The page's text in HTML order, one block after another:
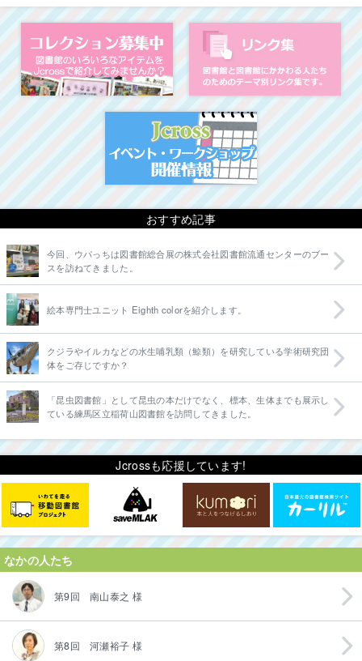
コレクション募集中 図
イベント・ワーク
おすすめ記事
今回、ウパっちは図書館総合展の株式会社図書館流通センターのブー
スを訪ねてきました。
絵本専門士ユニット Eighth colorを紹介します。
クジラやイルカなどの水生哺乳類（鯨類）を研究している学術研究団
体をご存じですか？
「昆虫図書館」として昆虫の本だけでなく、標本、生体までも展示し
ている練馬区立稲荷山図書館を訪問してきました。
Jcrossも応援しています!
なかの人たち
第9回 南山泰之 様
第8回 河瀬裕子 様